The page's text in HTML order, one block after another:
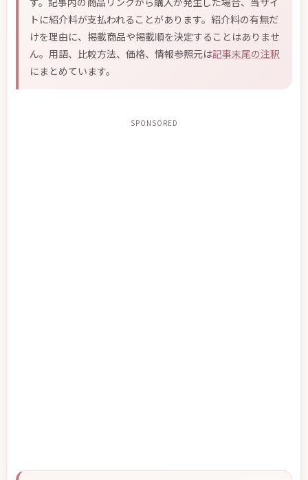
トに紹介料が支払われることがあります。紹介料の有無だ
けを理由に、掲載商品や掲載順を決定することはありませ
ん。用語、比較方法、価格、情報参照元は記事末尾の注釈
にまとめています。
SPONSORED